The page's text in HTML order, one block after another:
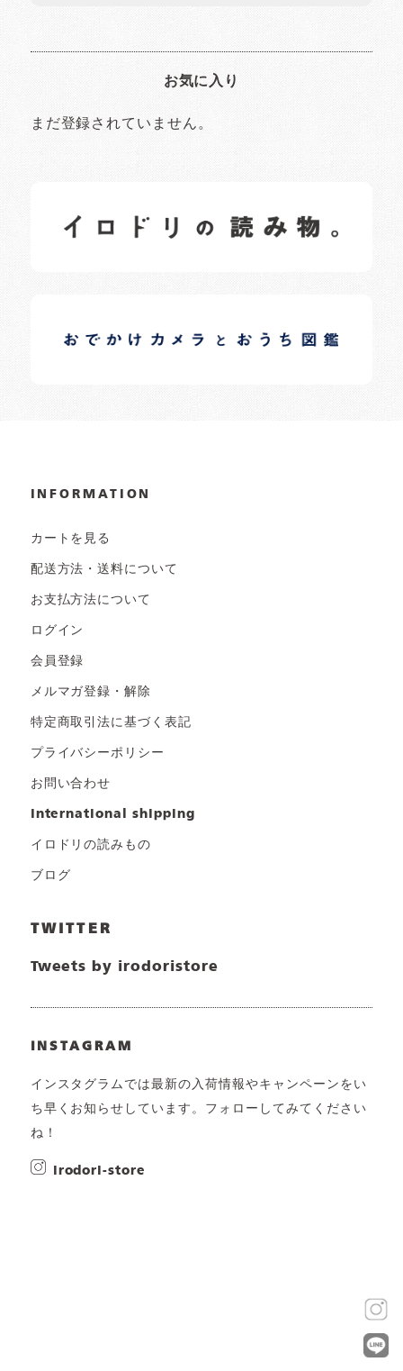
お気に入り
まだ登録されていません。
日常の様子など随時更新中です。
日常の様子など随時更新中です。
INFORMATION
カートを見る
配送方法・送料について
お支払方法について
ログイン
会員登録
メルマガ登録・解除
特定商取引法に基づく表記
プライバシーポリシー
お問い合わせ
international shipping
イロドリの読みもの
ブログ
TWITTER
Tweets by irodoristore
INSTAGRAM
インスタグラムでは最新の入荷情報やキャンペーンをい
ち早くお知らせしています。フォローしてみてください
ね！
irodori-store